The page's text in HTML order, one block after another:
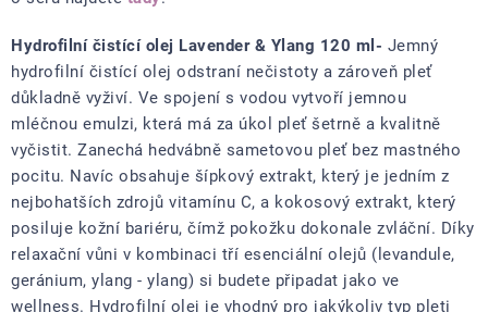
Hydrofilní čistící olej Lavender & Ylang 120 ml- Jemný
hydrofilní čistící olej odstraní nečistoty a zároveň pleť
důkladně vyživí. Ve spojení s vodou vytvoří jemnou
mléčnou emulzi, která má za úkol pleť šetrně a kvalitně
vyčistit. Zanechá hedvábně sametovou pleť bez mastného
pocitu. Navíc obsahuje šípkový extrakt, který je jedním z
nejbohatších zdrojů vitamínu C, a kokosový extrakt, který
posiluje kožní bariéru, čímž pokožku dokonale zvláční. Díky
relaxační vůni v kombinaci tří esenciální olejů (levandule,
geránium, ylang - ylang) si budete připadat jako ve
wellness. Hydrofilní olej je vhodný pro jakýkoliv typ pleti